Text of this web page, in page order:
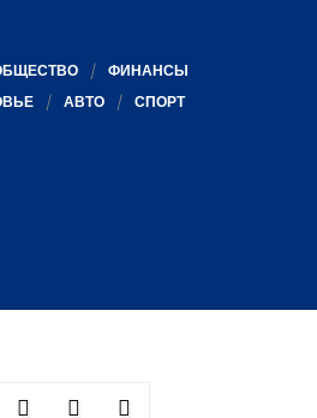
ФИНАНСЫ
АВТО СПОРТ